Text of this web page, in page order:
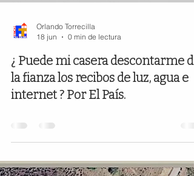
Orlando Torrecilla
18 jun
0 min de lectura
¿ Puede mi casera descontarme de
la fianza los recibos de luz, agua e
internet ? Por El País.